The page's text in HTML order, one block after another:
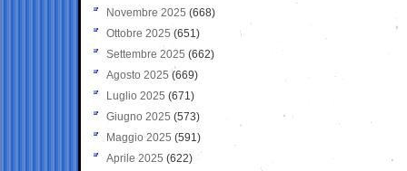
Novembre 2025 (668)
Ottobre 2025 (651)
Settembre 2025 (662)
Agosto 2025 (669)
Luglio 2025 (671)
Giugno 2025 (573)
Maggio 2025 (591)
Aprile 2025 (622)